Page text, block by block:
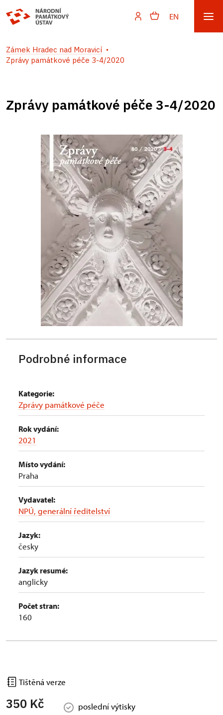
EN
Zámek Hradec nad Moravicí
Zprávy památkové péče 3-4/2020
Zprávy památkové péče 3-4/2020
Podrobné informace
Kategorie:
Zprávy památkové péče
Rok vydání:
2021
Místo vydání:
Praha
Vydavatel:
NPÚ, generální ředitelství
Jazyk:
česky
Jazyk resumé:
anglicky
Počet stran:
160
Tištěná verze
350 Kč poslední výtisky